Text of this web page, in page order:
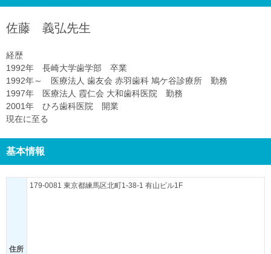
佐藤 義弘先生
経歴
1992年 長崎大学歯学部 卒業
1992年～ 医療法人 歯友会 赤羽歯科 鳩ケ谷診療所 勤務
1997年 医療法人 霞仁会 大和歯科医院 勤務
2001年 ひろ歯科医院 開業
現在に至る
基本情報
住所
179-0081 東京都練馬区北町1-38-1 有山ビル1F